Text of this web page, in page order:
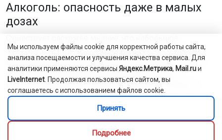
Алкоголь: опасность даже в малых
дозах
количество лёгкого алкоголя не навредит. Однако это
опасное заблуждение. В любом алкогольном напитке
содержится этиловый спирт, который быстро
всасывается в кровь и беспрепятственно попадает в
грудное молоко.
«Период выведения алкоголя из организма у
всех разный — от нескольких часов до двух-трёх
Мы используем файлы cookie для корректной работы сайта,
анализа посещаемости и улучшения качества сервиса. Для
аналитики применяются сервисы Яндекс.Метрика, Mail.ruи
LiveInternet . Продолжая пользоваться сайтом, вы
соглашаетесь с использованием файлов cookie.
Принять
Подробнее